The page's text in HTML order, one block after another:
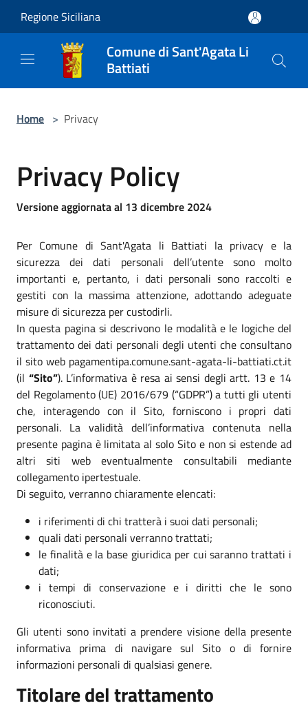
Regione Siciliana
Comune di Sant'Agata Li
Battiati
Home > Privacy
Privacy Policy
Versione aggiornata al 13 dicembre 2024
Per Comune di Sant'Agata li Battiati la privacy e la
sicurezza dei dati personali dell’utente sono molto
importanti e, pertanto, i dati personali sono raccolti e
gestiti con la massima attenzione, adottando adeguate
misure di sicurezza per custodirli.
In questa pagina si descrivono le modalità e le logiche del
trattamento dei dati personali degli utenti che consultano
il sito web pagamentipa.comune.sant-agata-li-battiati.ct.it
(il “Sito”). L’informativa è resa ai sensi degli artt. 13 e 14
del Regolamento (UE) 2016/679 (“GDPR”) a tutti gli utenti
che, interagendo con il Sito, forniscono i propri dati
personali. La validità dell’informativa contenuta nella
presente pagina è limitata al solo Sito e non si estende ad
altri siti web eventualmente consultabili mediante
collegamento ipertestuale.
Di seguito, verranno chiaramente elencati:
i riferimenti di chi tratterà i suoi dati personali;
quali dati personali verranno trattati;
le finalità e la base giuridica per cui saranno trattati i
dati;
i tempi di conservazione e i diritti che le sono
riconosciuti.
Gli utenti sono invitati a prendere visione della presente
informativa prima di navigare sul Sito o di fornire
informazioni personali di qualsiasi genere.
Titolare del trattamento